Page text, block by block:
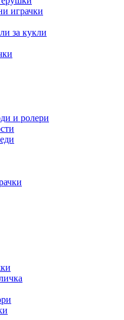
играчки
за кукли
и ролери